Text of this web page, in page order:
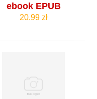
ebook EPUB
20.99 zł